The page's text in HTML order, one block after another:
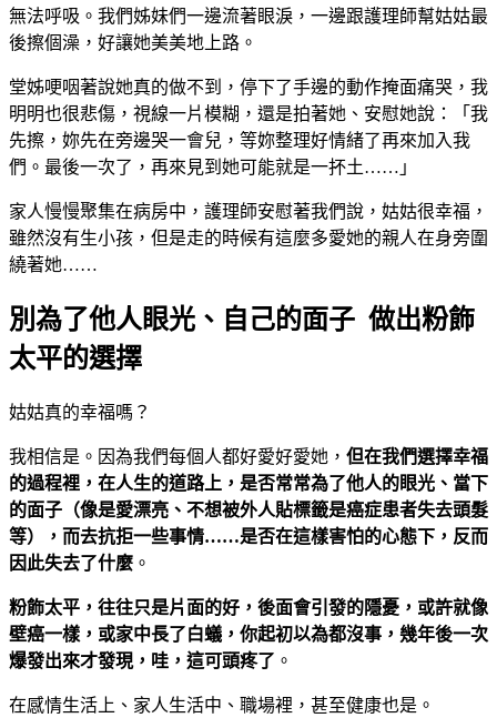
無法呼吸。我們姊妹們一邊流著眼淚，一邊跟護理師幫姑姑最
後擦個澡，好讓她美美地上路。
堂姊哽咽著說她真的做不到，停下了手邊的動作掩面痛哭，我
明明也很悲傷，視線一片模糊，還是拍著她、安慰她說：「我
先擦，妳先在旁邊哭一會兒，等妳整理好情緒了再來加入我
們。最後一次了，再來見到她可能就是一抔土……」
家人慢慢聚集在病房中，護理師安慰著我們說，姑姑很幸福，
雖然沒有生小孩，但是走的時候有這麼多愛她的親人在身旁圍
繞著她……
別為了他人眼光、自己的面子 做出粉飾
太平的選擇
姑姑真的幸福嗎？
我相信是。因為我們每個人都好愛好愛她， 但在我們選擇幸福
的過程裡，在人生的道路上，是否常常為了他人的眼光、當下
的面子（像是愛漂亮、不想被外人貼標籤是癌症患者失去頭髮
等），而去抗拒一些事情……是否在這樣害怕的心態下，反而
因此失去了什麼 。
粉飾太平，往往只是片面的好，後面會引發的隱憂，或許就像
壁癌一樣，或家中長了白蟻，你起初以為都沒事，幾年後一次
爆發出來才發現，哇，這可頭疼了 。
在感情生活上、家人生活中、職場裡，甚至健康也是。